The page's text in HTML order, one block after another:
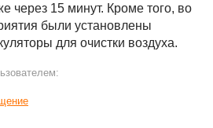
через 15 минут. Кроме того, во
были установлены
для очистки воздуха.